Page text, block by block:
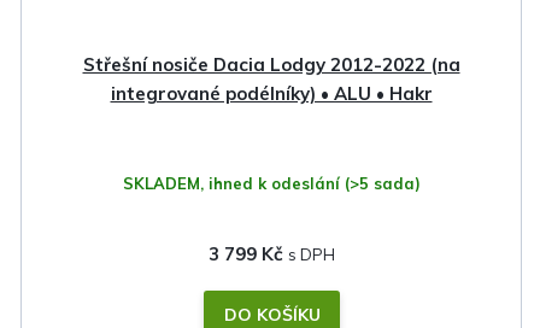
Střešní nosiče Dacia Lodgy 2012-2022 (na
integrované podélníky) • ALU • Hakr
SKLADEM, ihned k odeslání (>5 sada)
3 799 Kč
DO KOŠÍKU